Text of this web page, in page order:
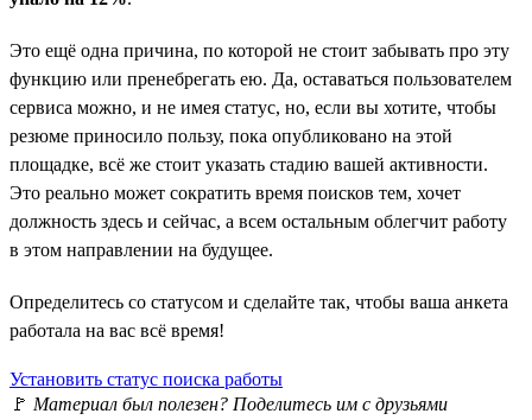
Это ещё одна причина, по которой не стоит забывать про эту
функцию или пренебрегать ею. Да, оставаться пользователем
сервиса можно, и не имея статус, но, если вы хотите, чтобы
резюме приносило пользу, пока опубликовано на этой
площадке, всё же стоит указать стадию вашей активности.
Это реально может сократить время поисков тем, хочет
должность здесь и сейчас, а всем остальным облегчит работу
в этом направлении на будущее.
Определитесь со статусом и сделайте так, чтобы ваша анкета
работала на вас всё время!
Установить статус поиска работы
🚩 Материал был полезен? Поделитесь им с друзьями